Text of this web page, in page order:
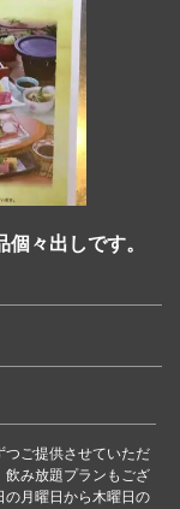
々出しです。
つご提供させていただ
飲み放題プランもござ
の月曜日から木曜日の